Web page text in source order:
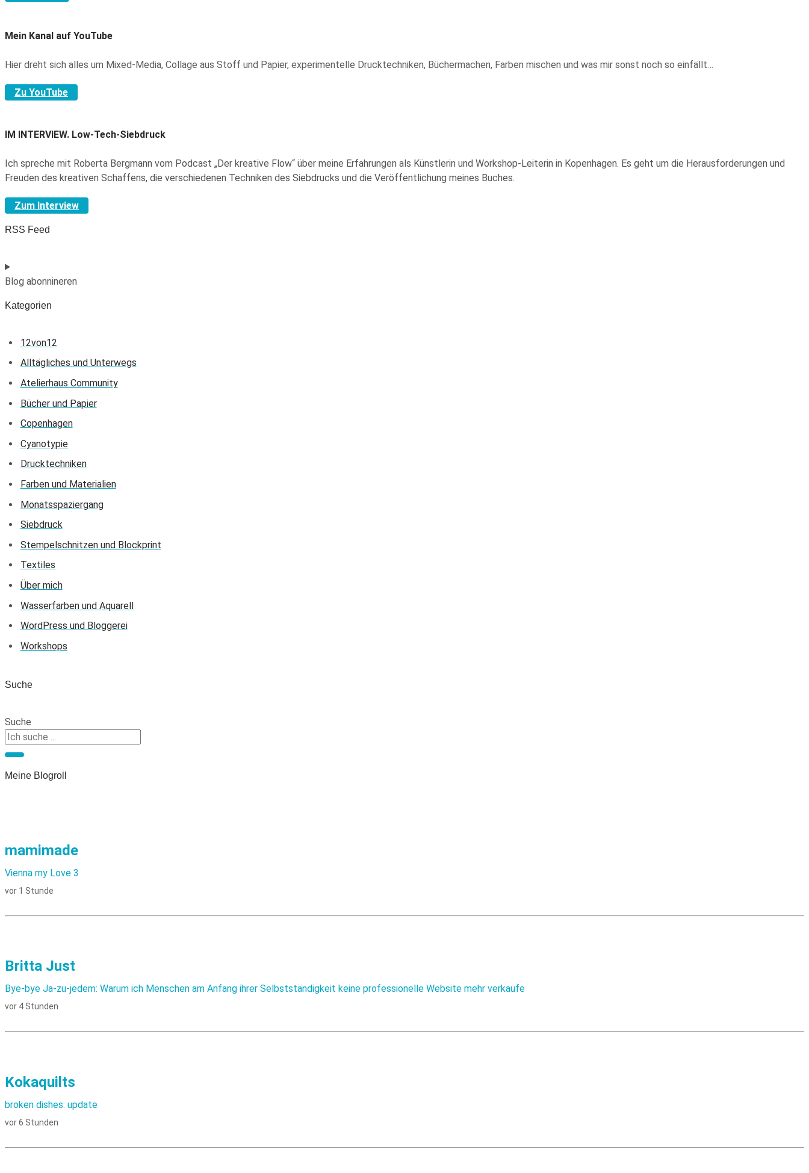
Mein Kanal auf YouTube
Hier dreht sich alles um Mixed-Media, Collage aus Stoff und Papier, experimentelle Drucktechniken, Büchermachen, Farben mischen und was mir sonst noch so einfällt…
Zu YouTube
IM INTERVIEW. Low-Tech-Siebdruck
Ich spreche mit Roberta Bergmann vom Podcast „Der kreative Flow“ über meine Erfahrungen als Künstlerin und Workshop-Leiterin in Kopenhagen. Es geht um die Herausforderungen und
Freuden des kreativen Schaffens, die verschiedenen Techniken des Siebdrucks und die Veröffentlichung meines Buches.
Zum Interview
RSS Feed
Blog abonnineren
Kategorien
12von12
Alltägliches und Unterwegs
Atelierhaus Community
Bücher und Papier
Copenhagen
Cyanotypie
Drucktechniken
Farben und Materialien
Monatsspaziergang
Siebdruck
Stempelschnitzen und Blockprint
Textiles
Über mich
Wasserfarben und Aquarell
WordPress und Bloggerei
Workshops
Suche
Suche
Meine Blogroll
mamimade
Vienna my Love 3
vor 1 Stunde
Britta Just
Bye-bye Ja-zu-jedem: Warum ich Menschen am Anfang ihrer Selbstständigkeit keine professionelle Website mehr verkaufe
vor 4 Stunden
Kokaquilts
broken dishes: update
vor 6 Stunden